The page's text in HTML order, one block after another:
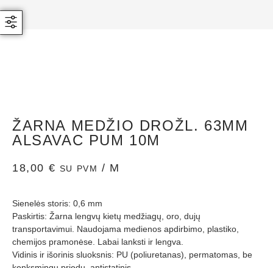
ŽARNA MEDŽIO DROŽL. 63MM
ALSAVAC PUM 10M
18,00 € SU PVM / M
Sienelės storis: 0,6 mm
Paskirtis: Žarna lengvų kietų medžiagų, oro, dujų
transportavimui. Naudojama medienos apdirbimo, plastiko,
chemijos pramonėse. Labai lanksti ir lengva.
Vidinis ir išorinis sluoksnis: PU (poliuretanas), permatomas, be